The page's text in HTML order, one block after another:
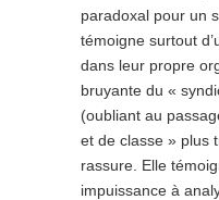
paradoxal pour un
témoigne surtout
dans leur propre
bruyante du «
(oubliant au
et de classe » plus
rassure. Elle
impuissance à